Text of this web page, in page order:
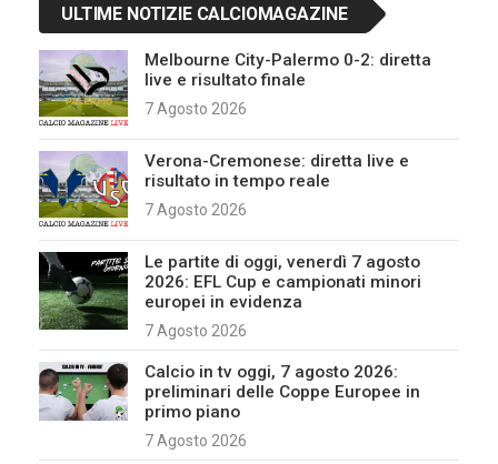
ULTIME NOTIZIE CALCIOMAGAZINE
Melbourne City-Palermo 0-2: diretta
live e risultato finale
7 Agosto 2026
Verona-Cremonese: diretta live e
risultato in tempo reale
7 Agosto 2026
Le partite di oggi, venerdì 7 agosto
2026: EFL Cup e campionati minori
europei in evidenza
7 Agosto 2026
Calcio in tv oggi, 7 agosto 2026:
preliminari delle Coppe Europee in
primo piano
7 Agosto 2026